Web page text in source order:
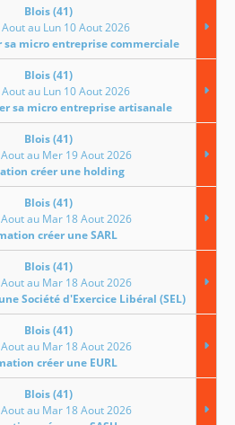
Blois (41)
Aout au Lun 10 Aout 2026
sa micro entreprise commerciale
Blois (41)
Aout au Lun 10 Aout 2026
sa micro entreprise artisanale
Blois (41)
au Mer 19 Aout 2026
créer une holding
Blois (41)
au Mar 18 Aout 2026
créer une SARL
Blois (41)
au Mar 18 Aout 2026
Société d'Exercice Libéral (SEL)
Blois (41)
au Mar 18 Aout 2026
créer une EURL
Blois (41)
au Mar 18 Aout 2026